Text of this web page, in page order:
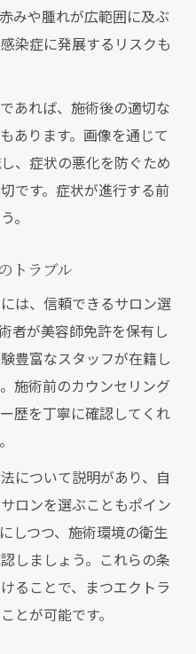
避のためのアイメイク
ための適切な判断方法
の健康バランスを保つ
再発リスクを見極める
施術継続と中止の目
重症リスクの見分け方
みや腫れが広範囲に及ぶ
染症に発展するリスクも
あれば、施術後の適切な
あります。画像を通じて
、症状の悪化を防ぐため
です。症状が進行する前
。
トラブル
は、信頼できるサロン選
者が美容師免許を保有し
豊富なスタッフが在籍し
施術前のカウンセリング
歴を丁寧に確認してくれ
について説明があり、自
ロンを選ぶこともポイン
しつつ、施術環境の衛生
しましょう。これらの条
ることで、まつエクトラ
とが可能です。